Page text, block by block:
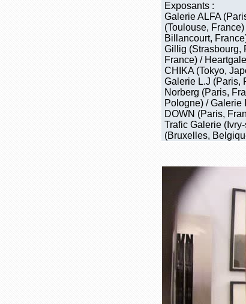
Exposants :
Galerie ALFA
(Toulouse,
Billancourt,
Gillig (Strasbourg,
France) /
CHIKA (Tokyo,
Galerie L.J (Paris,
Norberg (Paris,
Pologne) / Galerie
DOWN (Paris,
Trafic Galerie
(Bruxelles,